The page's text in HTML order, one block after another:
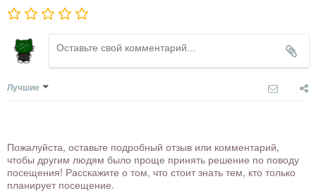
Лучшие
Пожалуйста, оставьте подробный отзыв или комментарий,
чтобы другим людям было проще принять решение по поводу
посещения! Расскажите о том, что стоит знать тем, кто только
планирует посещение.